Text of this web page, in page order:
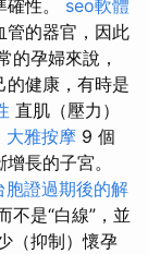
性。 seo軟體
管的器官，因此
的孕婦來說，
的健康，有時是
直肌（壓力）
大雅按摩 9 個
長的子宮。
胞證過期後的解
不是“白線”，並
（抑制）懷孕